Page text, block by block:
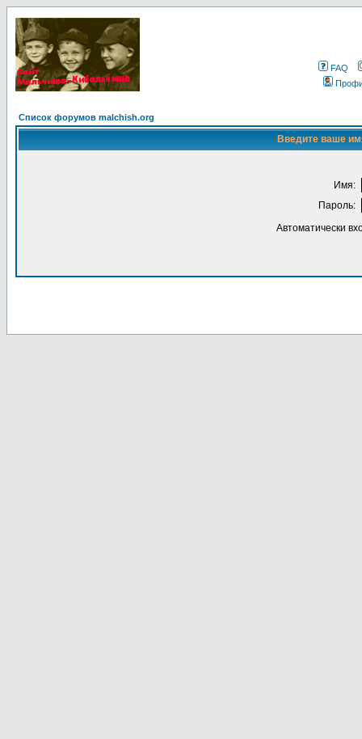
FAQ
Список форумов malchish.org
Введите ваше
Имя:
Пароль:
Автоматически